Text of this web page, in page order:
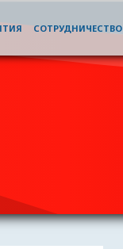
СОТРУДНИЧЕСТВО